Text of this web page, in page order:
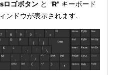
ゴボタンと "R" キーボード
ンドウが表示されます.